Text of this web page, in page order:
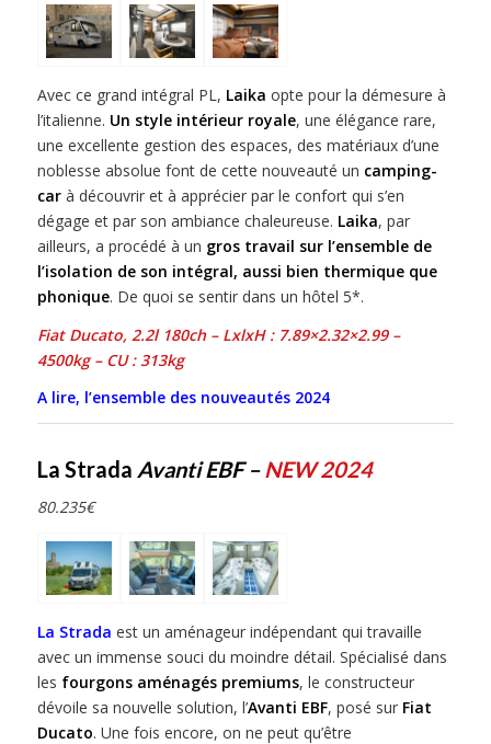
Avec ce grand intégral PL, Laika opte pour la démesure à
l’italienne. Un style intérieur royale, une élégance rare,
une excellente gestion des espaces, des matériaux d’une
noblesse absolue font de cette nouveauté un camping-
carà découvrir et à apprécier par le confort qui s’en
dégage et par son ambiance chaleureuse. Laika, par
ailleurs, a procédé à un gros travail sur l’ensemble de
l’isolation de son intégral, aussi bien thermique que
phonique. De quoi se sentir dans un hôtel 5*.
Fiat Ducato, 2.2l 180ch – LxlxH : 7.89×2.32×2.99 –
4500kg – CU : 313kg
A lire, l’ensemble des nouveautés 2024
La Strada Avanti EBF –NEW 2024
80.235€
La Strada est un aménageur indépendant qui travaille
avec un immense souci du moindre détail. Spécialisé dans
les fourgons aménagés premiums, le constructeur
dévoile sa nouvelle solution, l’Avanti EBF, posé surFiat
Ducato. Une fois encore, on ne peut qu’être